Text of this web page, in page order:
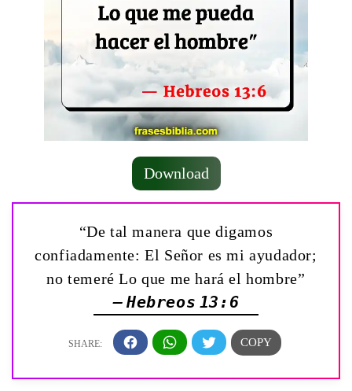
Download
“De tal manera que digamos
confiadamente: El Señor es mi ayudador;
no temeré Lo que me hará el hombre”
— Hebreos 13:6